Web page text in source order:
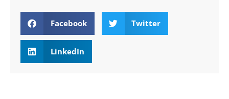
Facebook Twitter
LinkedIn